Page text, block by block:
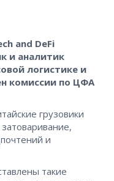
and DeFi
и аналитик
логистике и
комиссии по ЦФА
грузовики
и
такие